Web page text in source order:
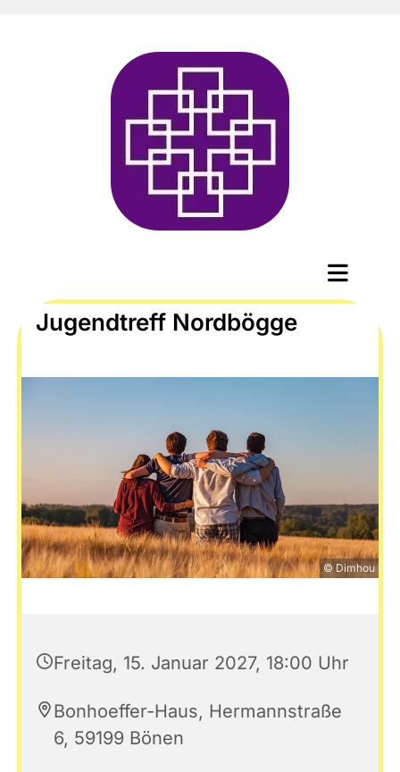
Jugendtreff Nordbögge
© Dimhou
Freitag, 15. Januar 2027, 18:00 Uhr
Bonhoeffer-Haus, Hermannstraße
6, 59199 Bönen